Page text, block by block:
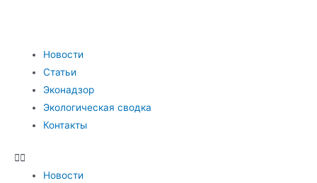
Новости
Статьи
Эконадзор
Экологическая сводка
Контакты
Новости